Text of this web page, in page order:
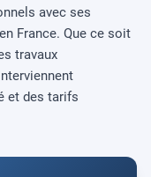
avec ses
France. Que ce soit
travaux
et des tarifs